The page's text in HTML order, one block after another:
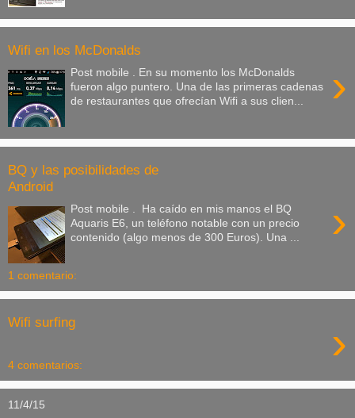
Wifi en los McDonalds
›
Post mobile . En su momento los McDonalds
fueron algo puntero. Una de las primeras cadenas
de restaurantes que ofrecían Wifi a sus clien...
BQ y las posibilidades de
Android
›
Post mobile . Ha caído en mis manos el BQ
Aquaris E6, un teléfono notable con un precio
contenido (algo menos de 300 Euros). Una ...
1 comentario:
Wifi surfing ›
4 comentarios:
11/4/15